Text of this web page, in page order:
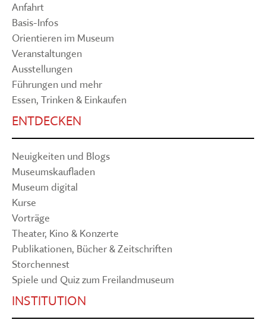
Anfahrt
Basis-Infos
Orientieren im Museum
Veranstaltungen
Ausstellungen
Führungen und mehr
Essen, Trinken & Einkaufen
ENTDECKEN
Neuigkeiten und Blogs
Museumskaufladen
Museum digital
Kurse
Vorträge
Theater, Kino & Konzerte
Publikationen, Bücher & Zeitschriften
Storchennest
Spiele und Quiz zum Freilandmuseum
INSTITUTION